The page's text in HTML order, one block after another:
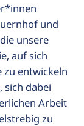
und
unsere
auf sich
zu entwickeln
sich dabei
Arbeit
zu